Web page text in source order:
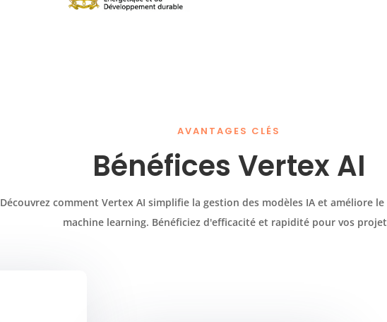
AVANTAGES CLÉS
Bénéfices Vertex AI
Découvrez comment Vertex AI simplifie la gestion des modèles IA et améliore
machine learning. Bénéficiez d'efficacité et rapidité pour vos